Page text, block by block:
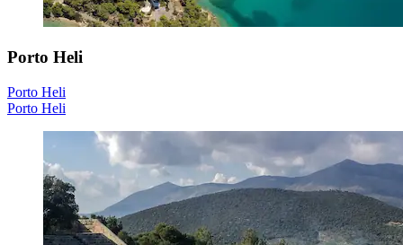
Porto Heli
Porto Heli
Porto Heli